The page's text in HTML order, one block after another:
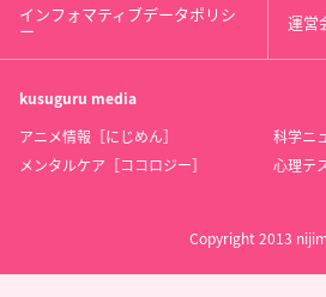
インフォマティブデータポリシ
ー 運営
kusuguru media
アニメ情報［にじめん］
科学ニ
メンタルケア［ココロジー］
心理テ
Copyright 2013